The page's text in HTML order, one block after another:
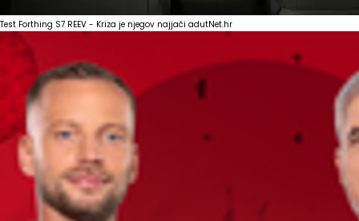
Test Forthing S7 REEV - Kriza je njegov najjači adutNet.hr